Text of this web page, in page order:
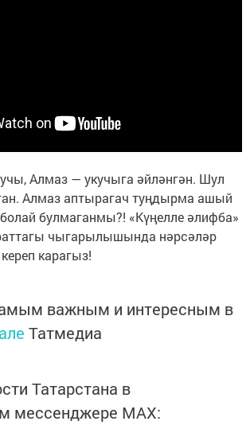
Алмаз — укучыга әйләнгән. Шул
Алмаз аптырагач туңдырма ашый
булмаганмы?! «Күңелле әлифба»
чыгарылышында нәрсәләр
карагыз!
важным и интересным в
Татмедиа
Татарстана в
мессенджере MАХ: